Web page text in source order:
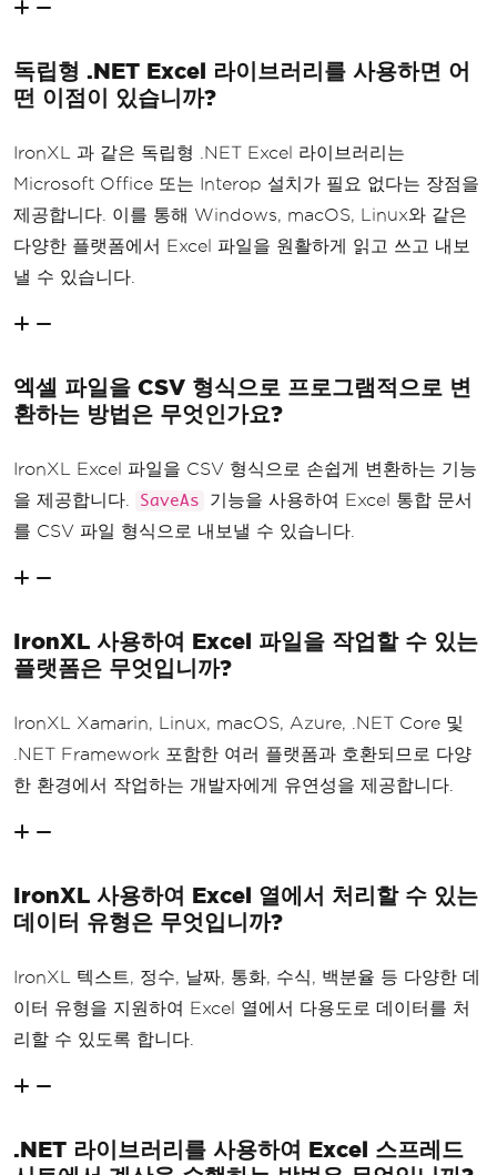
독립형 .NET Excel 라이브러리를 사용하면 어
떤 이점이 있습니까?
IronXL 과 같은 독립형 .NET Excel 라이브러리는
Microsoft Office 또는 Interop 설치가 필요 없다는 장점을
제공합니다. 이를 통해 Windows, macOS, Linux와 같은
다양한 플랫폼에서 Excel 파일을 원활하게 읽고 쓰고 내보
낼 수 있습니다.
엑셀 파일을 CSV 형식으로 프로그램적으로 변
환하는 방법은 무엇인가요?
IronXL Excel 파일을 CSV 형식으로 손쉽게 변환하는 기능
을 제공합니다.
SaveAs
기능을 사용하여 Excel 통합 문서
를 CSV 파일 형식으로 내보낼 수 있습니다.
IronXL 사용하여 Excel 파일을 작업할 수 있는
플랫폼은 무엇입니까?
IronXL Xamarin, Linux, macOS, Azure, .NET Core 및
.NET Framework 포함한 여러 플랫폼과 호환되므로 다양
한 환경에서 작업하는 개발자에게 유연성을 제공합니다.
IronXL 사용하여 Excel 열에서 처리할 수 있는
데이터 유형은 무엇입니까?
IronXL 텍스트, 정수, 날짜, 통화, 수식, 백분율 등 다양한 데
이터 유형을 지원하여 Excel 열에서 다용도로 데이터를 처
리할 수 있도록 합니다.
.NET 라이브러리를 사용하여 Excel 스프레드